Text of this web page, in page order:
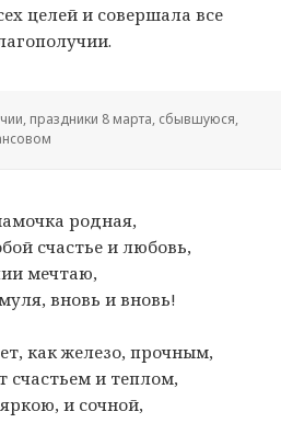
целей и совершала все
, праздники 8 марта, сбывшуюся,
родная,
счастье и любовь,
мечтаю,
вновь и вновь!
как железо, прочным,
счастьем и теплом,
и сочной,